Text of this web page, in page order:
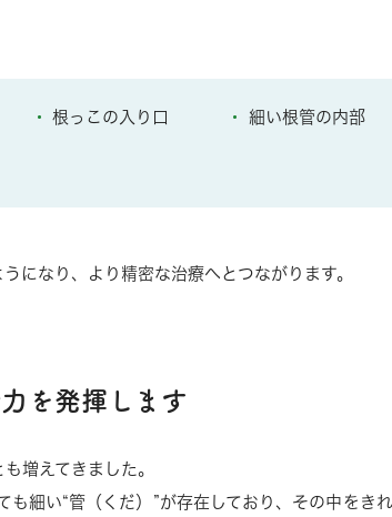
根っこの入り口 細い根管の内部
になり、より精密な治療へとつながります。
を発揮します
増えてきました。
細い“管（くだ）”が存在しており、その中をき